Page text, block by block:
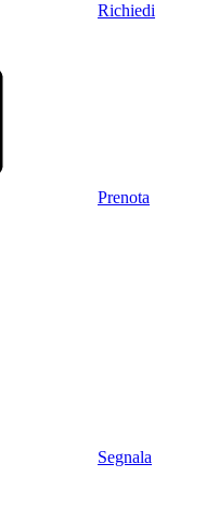
Richiedi
Prenota
Segnala